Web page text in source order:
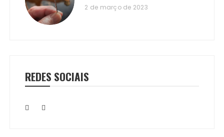
2 de março de 2023
REDES SOCIAIS